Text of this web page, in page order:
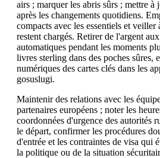
airs ; marquer les abris sûrs ; mettre à
après les changements quotidiens.
compacts avec les essentiels et veiller
restent chargés. Retirer de l'argent
automatiques pendant les moments
livres sterling dans des poches sûres,
numériques des cartes clés dans les
gosuslugi.
Maintenir des relations avec les
partenaires européens ; noter les
coordonnées d'urgence des autorités
le départ, confirmer les procédures
d'entrée et les contraintes de visa qui
la politique ou de la situation